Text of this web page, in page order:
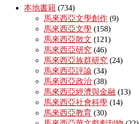
本地書籍 (734)
馬來西亞文學創作 (9)
馬來西亞文學 (158)
馬來西亞散文 (121)
馬來西亞研究 (46)
馬來西亞族群研究 (24)
馬來西亞評論 (34)
馬來西亞政治 (38)
馬來西亞經濟與金融 (13)
馬來西亞社會科學 (14)
馬來西亞教育 (30)